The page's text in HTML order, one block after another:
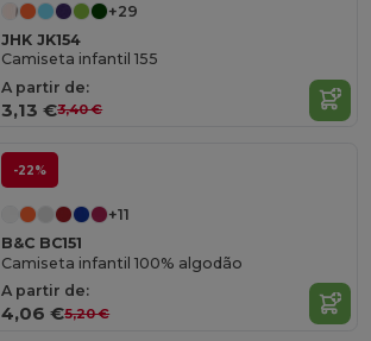
+29
JHK JK154
Camiseta infantil 155
A partir de:
3,13 €3,40 €
-22%
+11
B&C BC151
Camiseta infantil 100% algodão
A partir de:
4,06 €5,20 €